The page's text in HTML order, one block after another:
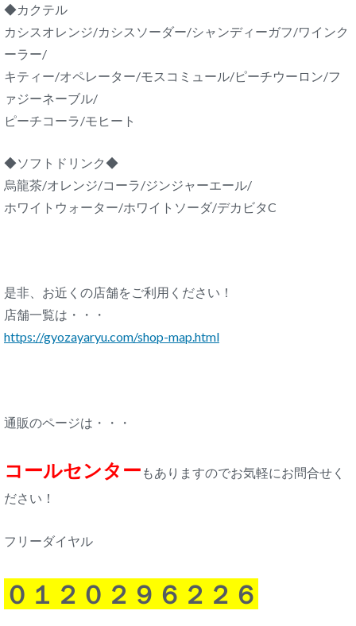
◆カクテル
カシスオレンジ/カシスソーダー/シャンディーガフ/ワインク
ーラー/
キティー/オペレーター/モスコミュール/ピーチウーロン/フ
ァジーネーブル/
ピーチコーラ/モヒート
◆ソフトドリンク◆
烏龍茶/オレンジ/コーラ/ジンジャーエール/
ホワイトウォーター/ホワイトソーダ/デカビタC
是非、お近くの店舗をご利用ください！
店舗一覧は・・・
https://gyozayaryu.com/shop-map.html
通販のページは・・・
コールセンター もありますのでお気軽にお問合せく
ださい！
フリーダイヤル
０１２０２９６２２６